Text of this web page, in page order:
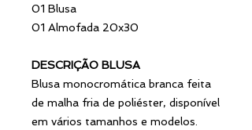
01 Blusa
01 Almofada 20x30
DESCRIÇÃO BLUSA
Blusa monocromática branca feita
de malha fria de poliéster, disponível
em vários tamanhos e modelos.